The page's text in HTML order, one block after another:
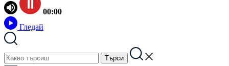
00:00
Гледай